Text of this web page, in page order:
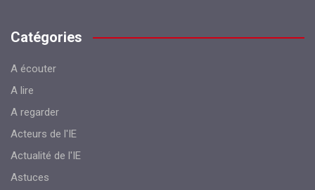
Catégories
A écouter
A lire
A regarder
Acteurs de l'IE
Actualité de l'IE
Astuces